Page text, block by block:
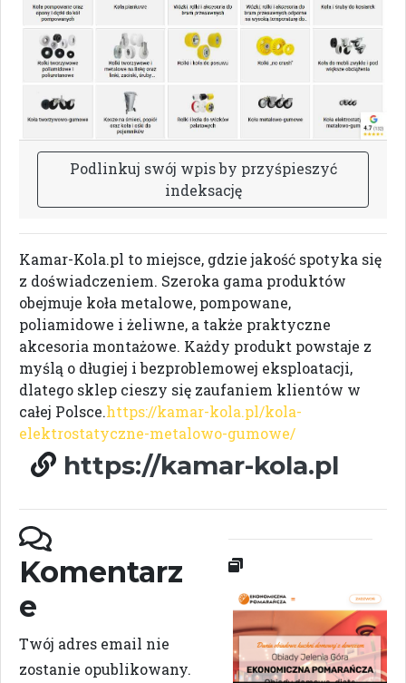
Podlinkuj swój wpisby przyśpieszyć
indeksację
Kamar-Kola.pl to miejsce, gdzie jakość spotyka się
z doświadczeniem. Szeroka gama produktów
obejmuje koła metalowe, pompowane,
poliamidowe i żeliwne, a także praktyczne
akcesoria montażowe. Każdy produkt powstaje z
myślą o długiej i bezproblemowej eksploatacji,
dlatego sklep cieszy się zaufaniem klientów w
całej Polsce.https://kamar-kola.pl/kola-
elektrostatyczne-metalowo-gumowe/
https://kamar-kola.pl
Komentarz
e
Twój adres email nie
zostanie opublikowany.